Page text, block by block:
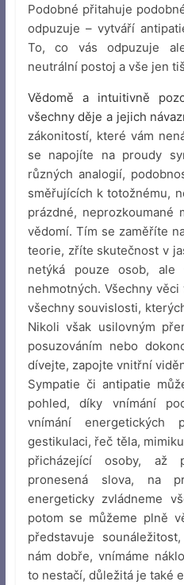
Podobné přitahuje
odpuzuje – vytváří
To, co vás odpuzuje
neutrální postoj a vše jen
Vědomě a intuitivně
všechny děje a jejich
zákonitostí, které vám
se napojíte na proudy
různých analogií,
směřujících k totožnému,
prázdné, neprozkoumané
vědomí. Tím se zaměříte
teorie, zříte skutečnost v
netýká pouze osob,
nehmotných. Všechny
všechny souvislosti,
Nikoli však usilovným
posuzováním nebo
dívejte, zapojte vnitřní
Sympatie či antipatie
pohled, díky vnímání
vnímání energetických
gestikulaci, řeč těla,
přicházející osoby, až
pronesená slova, na
energeticky zvládneme
potom se můžeme plně
představuje
nám dobře, vnímáme
to nestačí, důležitá je také